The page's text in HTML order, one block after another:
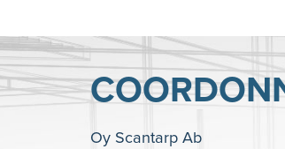
Oy Scantarp Ab